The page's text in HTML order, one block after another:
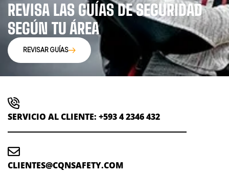
REVISA LAS GUÍAS DE SEGURIDAD
SEGÚN TU ÁREA
REVISAR GUÍAS
SERVICIO AL CLIENTE: +593 4 2346 432
CLIENTES@CQNSAFETY.COM